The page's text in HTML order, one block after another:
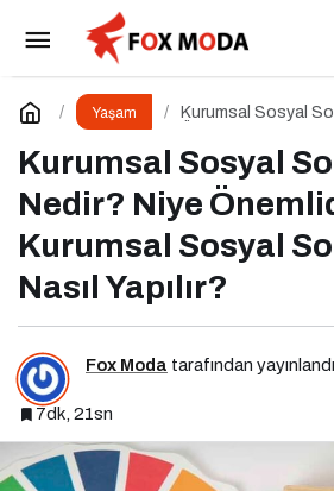
Yaşam
Kurumsal Sosyal
Nasıl Yapılır?
Kurumsal Sosyal
Nedir? Niye
Kurumsal Sosyal
Nasıl Yapılır?
Fox Moda tarafından yayınlandı
7dk, 21sn
Yapay Zeka ile
Yorum Yap